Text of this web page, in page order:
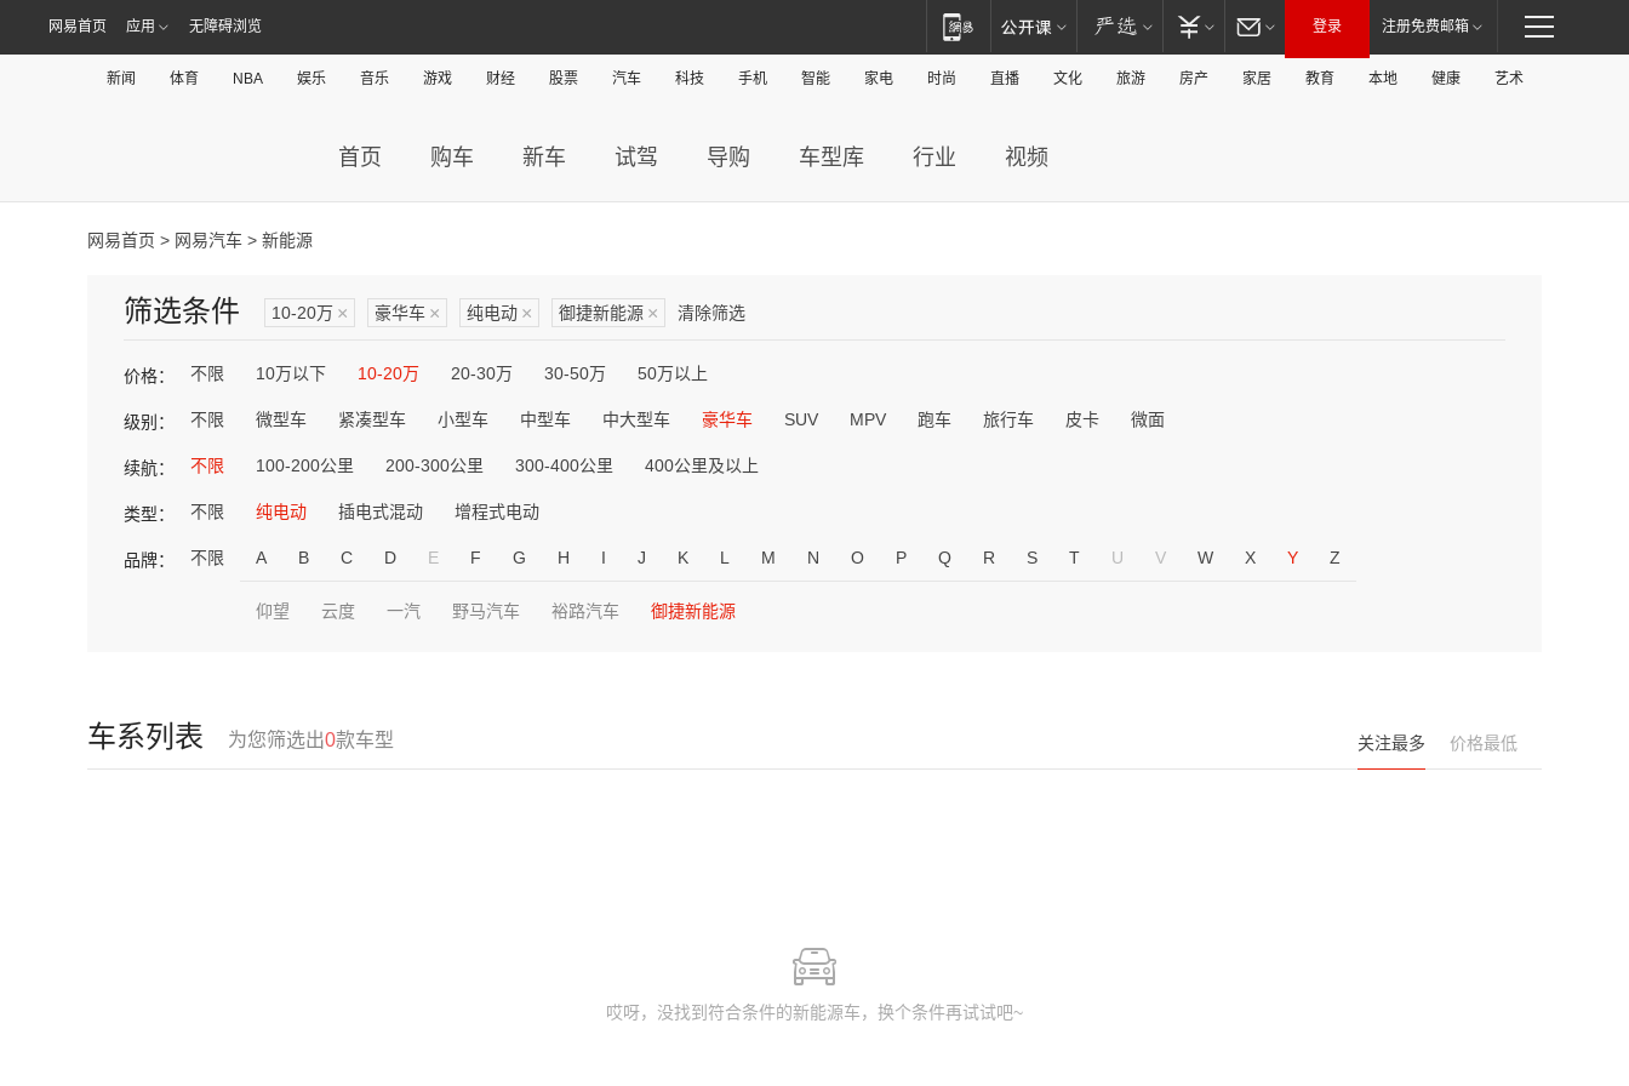
网易首页 应用 无障碍浏览 登录 注册免费邮箱
新闻 体育 NBA 娱乐 音乐 游戏 财经 股票 汽车 科技 手机 智能 家电 时尚 直播 文化 旅游 房产 家居 教育 本地 健康 艺术
首页 购车 新车 试驾 导购 车型库 行业 视频
网易首页 > 网易汽车 > 新能源
筛选条件 10-20万 × 豪华车 × 纯电动 × 御捷新能源 × 清除筛选
价格： 不限 10万以下 10-20万 20-30万 30-50万 50万以上
级别： 不限 微型车 紧凑型车 小型车 中型车 中大型车 豪华车 SUV MPV 跑车 旅行车 皮卡 微面
续航： 不限 100-200公里 200-300公里 300-400公里 400公里及以上
类型： 不限 纯电动 插电式混动 增程式电动
品牌： 不限 A B C D E F G H I J K L M N O P Q R S T U V W X Y Z
仰望 云度 一汽 野马汽车 裕路汽车 御捷新能源
车系列表 为您筛选出0款车型 关注最多 价格最低
哎呀，没找到符合条件的新能源车，换个条件再试试吧~